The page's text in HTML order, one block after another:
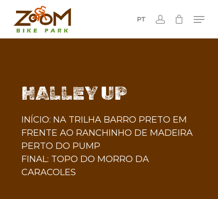
main
content
PT account
Menu
HALLEY UP
INÍCIO: NA TRILHA BARRO PRETO EM
FRENTE AO RANCHINHO DE MADEIRA
PERTO DO PUMP
FINAL: TOPO DO MORRO DA
CARACOLES